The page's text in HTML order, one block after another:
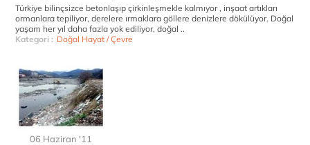
Türkiye bilinçsizce betonlaşıp çirkinleşmekle kalmıyor , inşaat artıkları
ormanlara tepiliyor, derelere ırmaklara göllere denizlere dökülüyor. Doğal
yaşam her yıl daha fazla yok ediliyor, doğal ..
Kategori : Doğal Hayat / Çevre
06 Haziran '11